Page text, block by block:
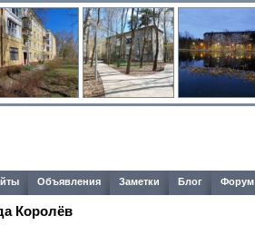
Объявления Заметки Блог Форум
Королёв